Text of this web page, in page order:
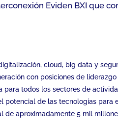
Eviden BXI que
cloud, big data y
con posiciones de
para todos los sectores de
potencial de las tecnologías
de aproximadamente 5 mil